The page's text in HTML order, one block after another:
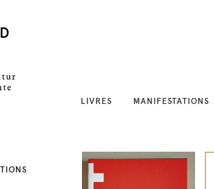
LIVRES MANIFESTATIONS